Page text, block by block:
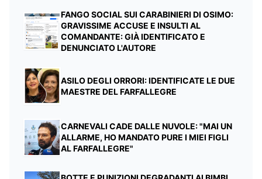
FANGO SOCIAL SUI CARABINIERI DI OSIMO:
GRAVISSIME ACCUSE E INSULTI AL
COMANDANTE: GIÀ IDENTIFICATO E
DENUNCIATO L'AUTORE
ASILO DEGLI ORRORI: IDENTIFICATE LE DUE
MAESTRE DEL FARFALLEGRE
CARNEVALI CADE DALLE NUVOLE: "MAI UN
ALLARME, HO MANDATO PURE I MIEI FIGLI
AL FARFALLEGRE"